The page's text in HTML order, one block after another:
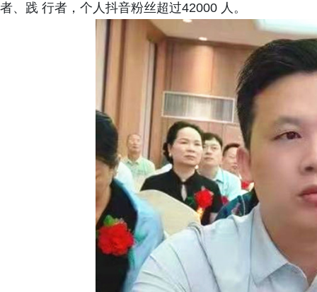
者、践 行者，个人抖音粉丝超过42000 人。